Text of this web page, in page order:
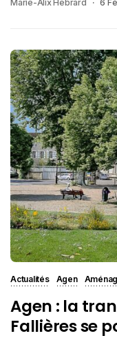
Marie-Alix Hebrard 6
Actualités Agen
Agen : la
Fallières se